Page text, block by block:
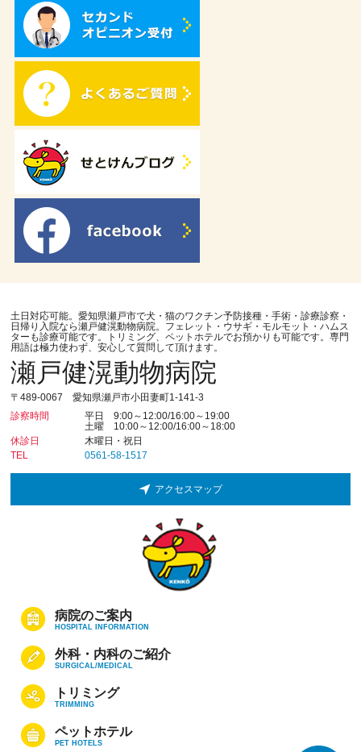
土日対応可能。愛知県瀬戸市で犬・猫のワクチン予防接種・手術・診療診察・
日帰り入院なら瀬戸健滉動物病院。フェレット・ウサギ・モルモット・ハムス
ターも診療可能です。トリミング、ペットホテルでお預かりも可能です。専門
用語は極力使わず、安心して質問して頂けます。
瀬戸健滉動物病院
〒489-0067 愛知県瀬戸市小田妻町1-141-3
診察時間
平日 9:00～12:00/16:00～19:00
土曜 10:00～12:00/16:00～18:00
休診日
木曜日・祝日
TEL
0561-58-1517
アクセスマップ
病院のご案内
HOSPITAL INFORMATION
外科・内科のご紹介
SURGICAL/MEDICAL
トリミング
TRIMMING
ペットホテル
PET HOTELS